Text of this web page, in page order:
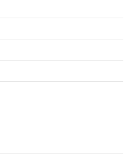
में शराब दुकानों में अधिक कीमत पर
से आवेदन आमंत्रित